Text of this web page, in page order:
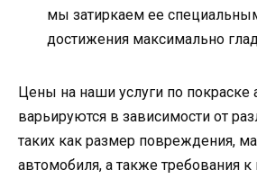
мы затиркаем ее
достижения максимально
Цены на наши услуги по покраске
варьируются в зависимости от
таких как размер повреждения,
автомобиля, а также требования к